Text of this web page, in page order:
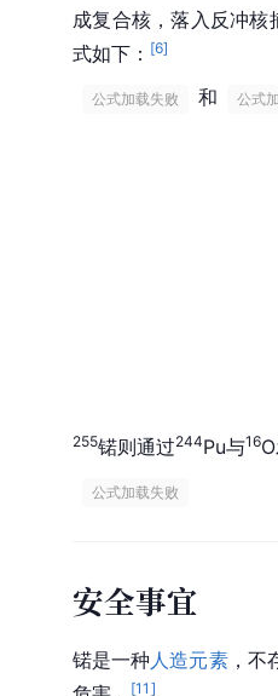
成复合核，落入反冲
式如下： [6]
公式加载失败 和 公式
255锘则通过244Pu与16
公式加载失败
安全事宜
锘是一种人造元素，不
[11 ]